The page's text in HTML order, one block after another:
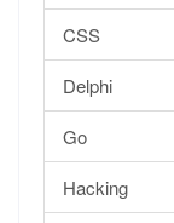
CSS
Delphi
Go
Hacking